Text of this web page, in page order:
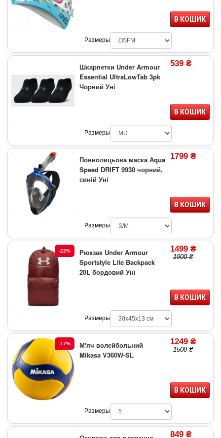
В КОШИК
Размеры
Шкарпетки Under Armour
Essential UltraLowTab 3pk
Чорний Уні
539 ₴
В КОШИК
Размеры
Повнолицьова маска Aqua
Speed DRIFT 9930 чорний,
синій Уні
1799 ₴
В КОШИК
Размеры
-22%
Рюкзак Under Armour
Sportstyle Lite Backpack
20L бордовий Уні
1499 ₴
1900 ₴
В КОШИК
Размеры
-17%
М'яч волейбольний
Mikasa V360W-SL
1249 ₴
1500 ₴
В КОШИК
Размеры
849 ₴